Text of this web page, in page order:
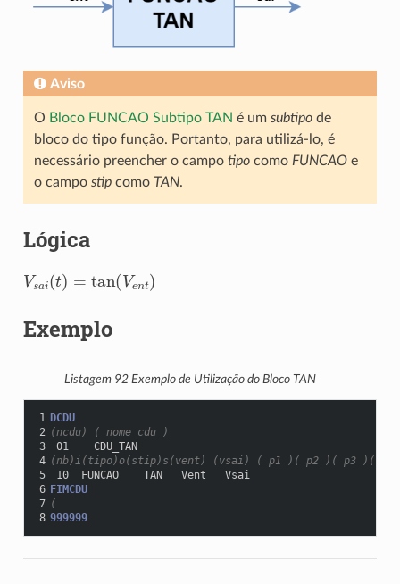
Aviso
O Bloco FUNCAO Subtipo TAN é um subtipode
bloco do tipo função. Portanto, para utilizá-lo, é
necessário preencher o campo tipocomo FUNCAOe
o campo stipcomo TAN.
Lógica
Vs i( t) tan Ven
Exemplo
Listagem 92 Exemplo de Utilização do Bloco TAN
1 DCDU
2 (ncdu) ( nome cdu )
3
01    CDU_TAN
4 (nb)i(tipo)o(stip)s(vent) (vsai) ( p1 )( p2 )( p3 )( p4 )
5
10  FUNCAO    TAN   Vent   Vsai
6 FIMCDU
7 (
8 999999